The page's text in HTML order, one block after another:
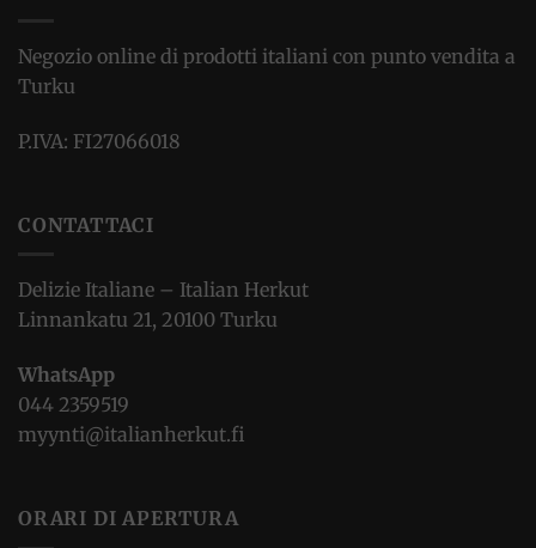
Negozio online di prodotti italiani con punto vendita a
Turku
P.IVA: FI27066018
CONTATTACI
Delizie Italiane – Italian Herkut
Linnankatu 21, 20100 Turku
WhatsApp
044 2359519
myynti@italianherkut.fi
ORARI DI APERTURA